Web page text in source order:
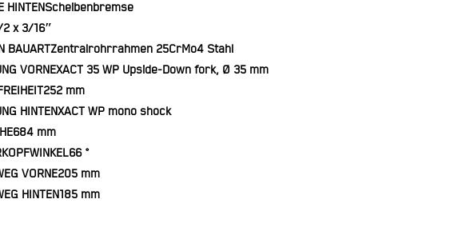
HINTENScheibenbremse
2 x 3/16″
BAUARTZentralrohrrahmen 25CrMo4 Stahl
VORNEXACT 35 WP Upside-Down fork, Ø 35 mm
252 mm
HINTENXACT WP mono shock
684 mm
66 °
VORNE205 mm
HINTEN185 mm